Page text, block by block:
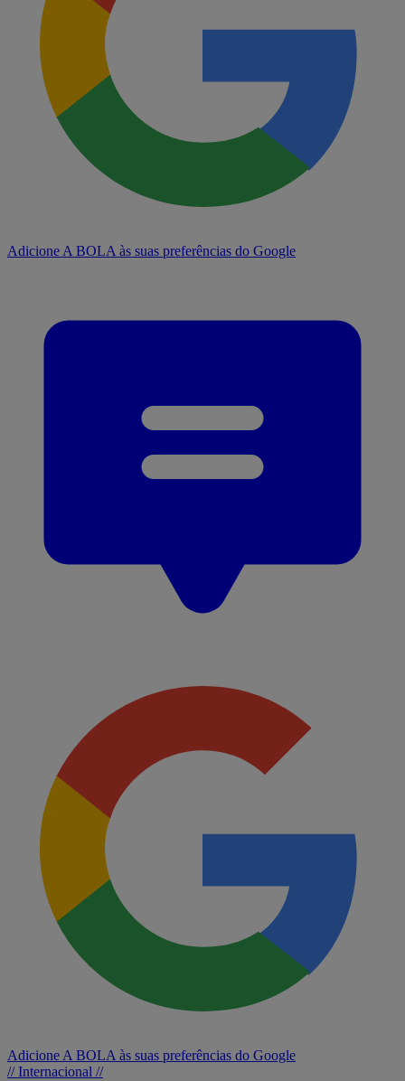
Adicione A BOLA às suas preferências do Google
Adicione A BOLA às suas preferências do Google
// Internacional //